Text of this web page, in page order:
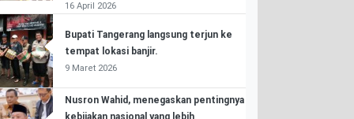
16 April 2026
Bupati Tangerang langsung terjun ke
tempat lokasi banjir.
9 Maret 2026
Nusron Wahid, menegaskan pentingnya
kebijakan nasional yang lebih